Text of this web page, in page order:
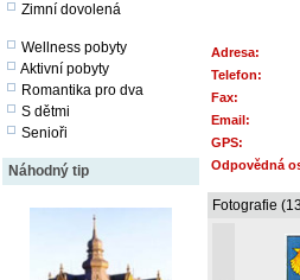
Zimní dovolená
Wellness pobyty
Aktivní pobyty
Romantika pro dva
S dětmi
Senioři
Náhodný tip
Adresa:
Telefon:
Fax:
Email:
GPS:
Odpovědná
Fotografie